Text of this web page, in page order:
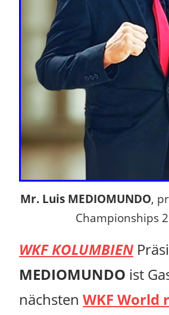
Mr. Luis MEDIOMUNDO,
Championships
WKF KOLUMBIEN
MEDIOMUNDO ist
nächsten WKF World